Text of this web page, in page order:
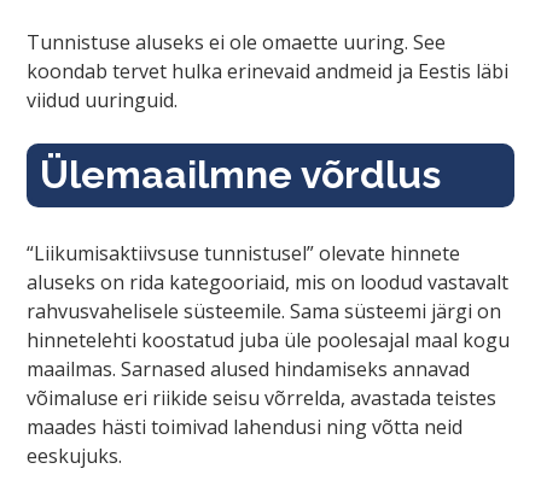
Tunnistuse aluseks ei ole omaette uuring. See
koondab tervet hulka erinevaid andmeid ja Eestis läbi
viidud uuringuid.
Ülemaailmne võrdlus
“Liikumisaktiivsuse tunnistusel” olevate hinnete
aluseks on rida kategooriaid, mis on loodud vastavalt
rahvusvahelisele süsteemile. Sama süsteemi järgi on
hinnetelehti koostatud juba üle poolesajal maal kogu
maailmas. Sarnased alused hindamiseks annavad
võimaluse eri riikide seisu võrrelda, avastada teistes
maades hästi toimivad lahendusi ning võtta neid
eeskujuks.